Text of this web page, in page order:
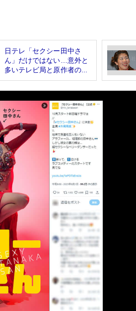
日テレ「セクシー田中さ
ん」だけではない…意外と
多いテレビ局と原作者の...